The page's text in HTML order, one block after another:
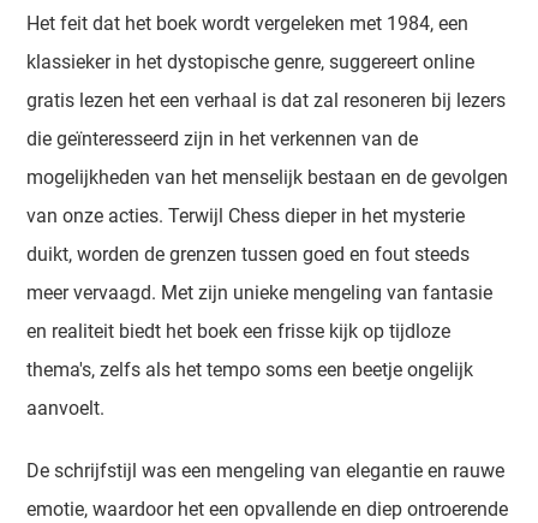
Het feit dat het boek wordt vergeleken met 1984, een
klassieker in het dystopische genre, suggereert online
gratis lezen het een verhaal is dat zal resoneren bij lezers
die geïnteresseerd zijn in het verkennen van de
mogelijkheden van het menselijk bestaan en de gevolgen
van onze acties. Terwijl Chess dieper in het mysterie
duikt, worden de grenzen tussen goed en fout steeds
meer vervaagd. Met zijn unieke mengeling van fantasie
en realiteit biedt het boek een frisse kijk op tijdloze
thema's, zelfs als het tempo soms een beetje ongelijk
aanvoelt.
De schrijfstijl was een mengeling van elegantie en rauwe
emotie, waardoor het een opvallende en diep ontroerende